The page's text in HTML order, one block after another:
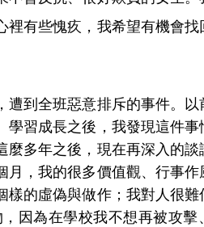
裡有些愧疚，我希望有機會找
遭到全班惡意排斥的事件。以
學習成長之後，我發現這件事
麼多年之後，現在再深入的談
，我的很多價值觀、行事作
的虛偽與做作；我對人很難
因為在學校我不想再被攻擊